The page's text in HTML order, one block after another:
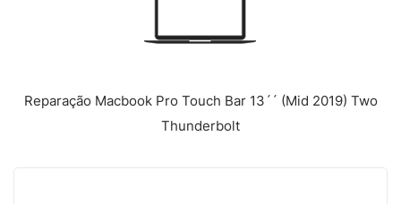
Reparação Macbook Pro Touch Bar 13´´ (Mid 2019) Two
Thunderbolt